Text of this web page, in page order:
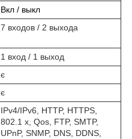
Вкл / выкл
7 входов / 2 выхода
1 вход / 1 выход
є
є
IPv4/IPv6, HTTP, HTTPS,
802.1 x, Qos, FTP, SMTP,
UPnP, SNMP, DNS, DDNS,